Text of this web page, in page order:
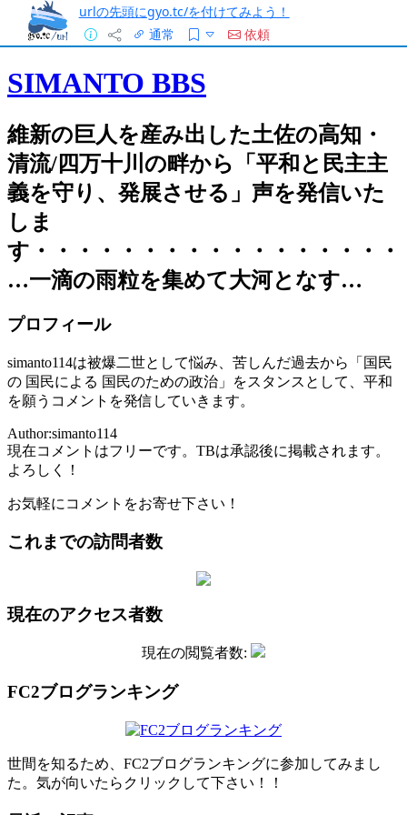
urlの先頭にgyo.tc/を付けてみよう！
通常
依頼